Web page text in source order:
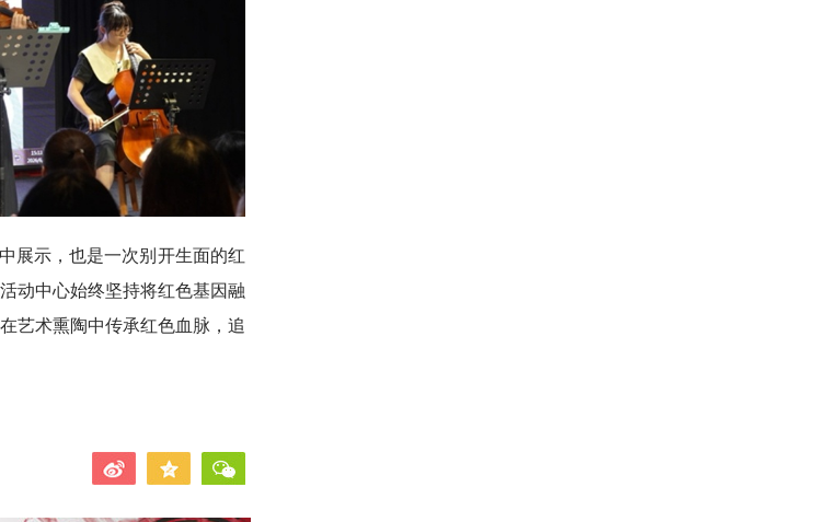
展示，也是一次别开生面的红
动中心始终坚持将红色基因融
艺术熏陶中传承红色血脉，追